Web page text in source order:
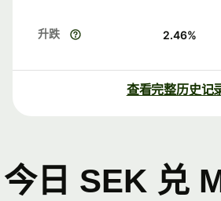
升跌 2.46%
查看完整历史记
今日 SEK 兑